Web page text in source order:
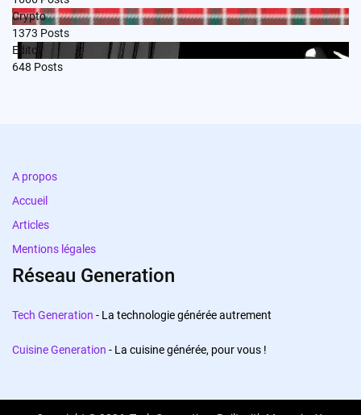
Crypto
1373 Posts
Edito
648 Posts
A propos
Accueil
Articles
Mentions légales
Réseau Generation
Tech Generation - La technologie générée autrement
Cuisine Generation - La cuisine générée, pour vous !